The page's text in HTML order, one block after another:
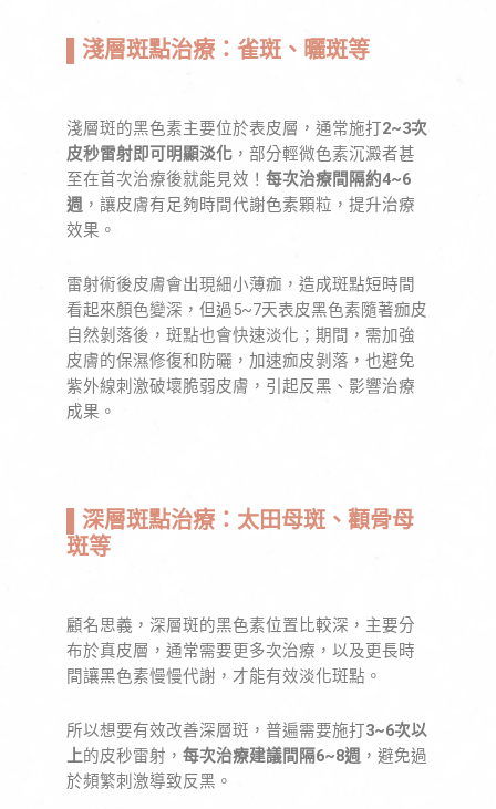
▌淺層斑點治療：雀斑、曬斑等
淺層斑的黑色素主要位於表皮層，通常施打2~3次
皮秒雷射即可明顯淡化 ，部分輕微色素沉澱者甚
至在首次治療後就能見效！ 每次治療間隔約4~6
週 ，讓皮膚有足夠時間代謝色素顆粒，提升治療
效果。
雷射術後皮膚會出現細小薄痂，造成斑點短時間
看起來顏色變深，但過5~7天表皮黑色素隨著痂皮
自然剝落後，斑點也會快速淡化；期間，需加強
皮膚的保濕修復和防曬，加速痂皮剝落，也避免
紫外線刺激破壞脆弱皮膚，引起反黑、影響治療
成果。
▌深層斑點治療：太田母斑、顴骨母
斑等
顧名思義，深層斑的黑色素位置比較深，主要分
布於真皮層，通常需要更多次治療，以及更長時
間讓黑色素慢慢代謝，才能有效淡化斑點。
所以想要有效改善深層斑，普遍需要施打3~6次以
上的皮秒雷射， 每次治療建議間隔6~8週 ，避免過
於頻繁刺激導致反黑。